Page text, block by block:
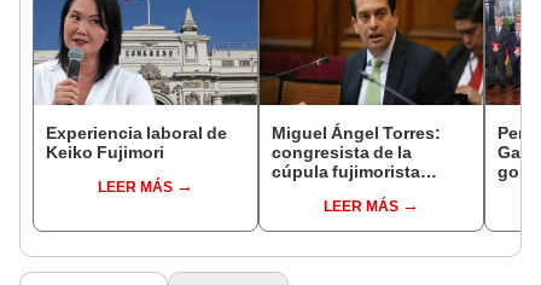
Experiencia laboral de
Keiko Fujimori
LEER MÁS
Miguel Ángel Torres:
congresista de la
cúpula fujimorista
del SenadoLEER MÁS